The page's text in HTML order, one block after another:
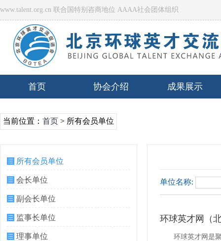
www.talent.org.cn 联合国特别咨商地位 AAAA社会团体组织
首页 协会介绍 成果展示
当前位置： 首页 > 所有会员单位
所有会员单位
会长单位
副会长单位
监事长单位
理事单位
单位名称:
环球英才网（
环球英才网是